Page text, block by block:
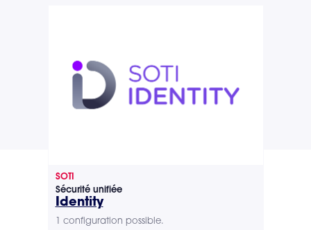
SOTI
Sécurité unifiée
Identity
1 configuration possible.